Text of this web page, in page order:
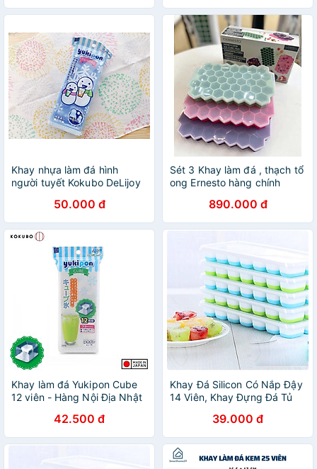
Khay nhựa làm đá hình
người tuyết Kokubo DeLijoy
50.000 đ
Sét 3 Khay làm đá , thạch tổ
ong Ernesto hàng chính
890.000 đ
Khay làm đá Yukipon Cube
12 viên - Hàng Nội Địa Nhật
42.500 đ
Khay Đá Silicon Có Nắp Đậy
14 Viên, Khay Đựng Đá Tủ
Bảo Quản Chống Mùi Tuyệt
Đối- Hàng Loại 1
39.000 đ